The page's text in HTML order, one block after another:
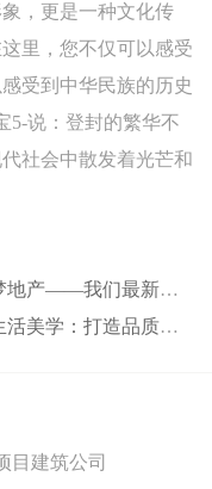
，更是一种文化传
里，您不仅可以感受
受到中华民族的历史
5-说：登封的繁华不
社会中散发着光芒和
上一篇 : 新宝5娱乐主管：未来，筑梦地产——我们最新作品集的精彩呈现
下一篇 : 新宝5口67五壹叁八：重塑生活美学：打造品质生活的全新起点
目建筑公司